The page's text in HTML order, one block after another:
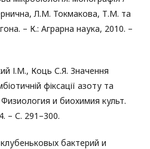
Л.М. Токмакова, Т.М. та
– К.: Аграрна наука, 2010. –
І.М., Коць С.Я. Значення
фіксації азоту та
и биохимия культ.
– С. 291–300.
бактерий и